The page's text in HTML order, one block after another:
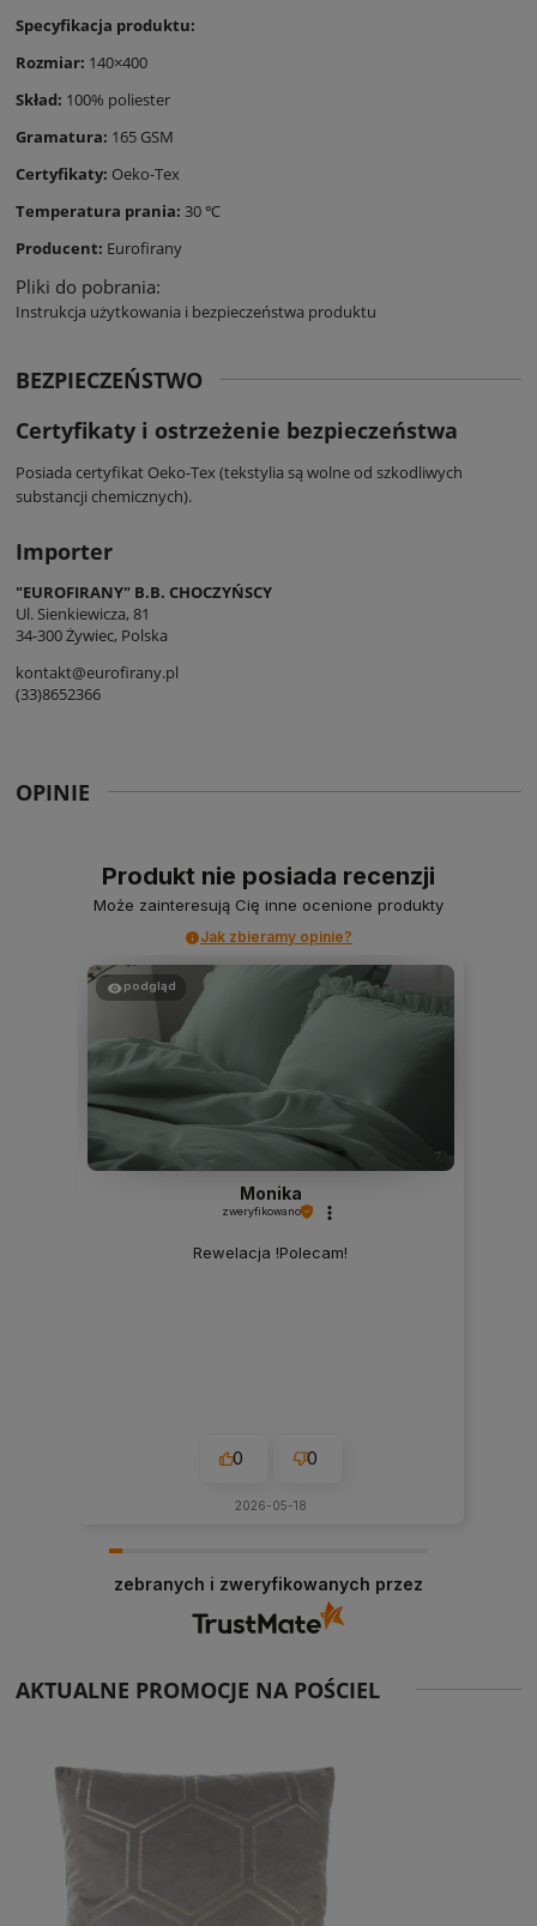
Specyfikacja produktu:
Rozmiar: 140×400
Skład: 100% poliester
Gramatura: 165 GSM
Certyfikaty: Oeko-Tex
Temperatura prania: 30 ℃
Producent: Eurofirany
Pliki do pobrania:
Instrukcja użytkowania i bezpieczeństwa produktu
BEZPIECZEŃSTWO
Certyfikaty i ostrzeżenie bezpieczeństwa
Posiada certyfikat Oeko-Tex (tekstylia są wolne od szkodliwych
substancji chemicznych).
Importer
"EUROFIRANY" B.B. CHOCZYŃSCY
Ul. Sienkiewicza, 81
34-300 Żywiec, Polska
kontakt@eurofirany.pl
(33)8652366
OPINIE
Produkt nie posiada recenzji
Może zainteresują Cię inne ocenione produkty
Jak zbieramy opinie?
podgląd
Monika
zweryfikowano
Rewelacja !Polecam!
0 0
2026-05-18
zebranych i zweryfikowanych przez
AKTUALNE PROMOCJE NA POŚCIEL